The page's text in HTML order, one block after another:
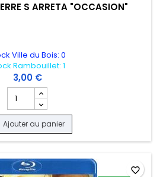
S ARRETA "OCCASION"
Ville du Bois: 0
Rambouillet: 1
3,00 €
Champ quantité du produit LE JOUR OU
Ajouter au panier
favorite_border